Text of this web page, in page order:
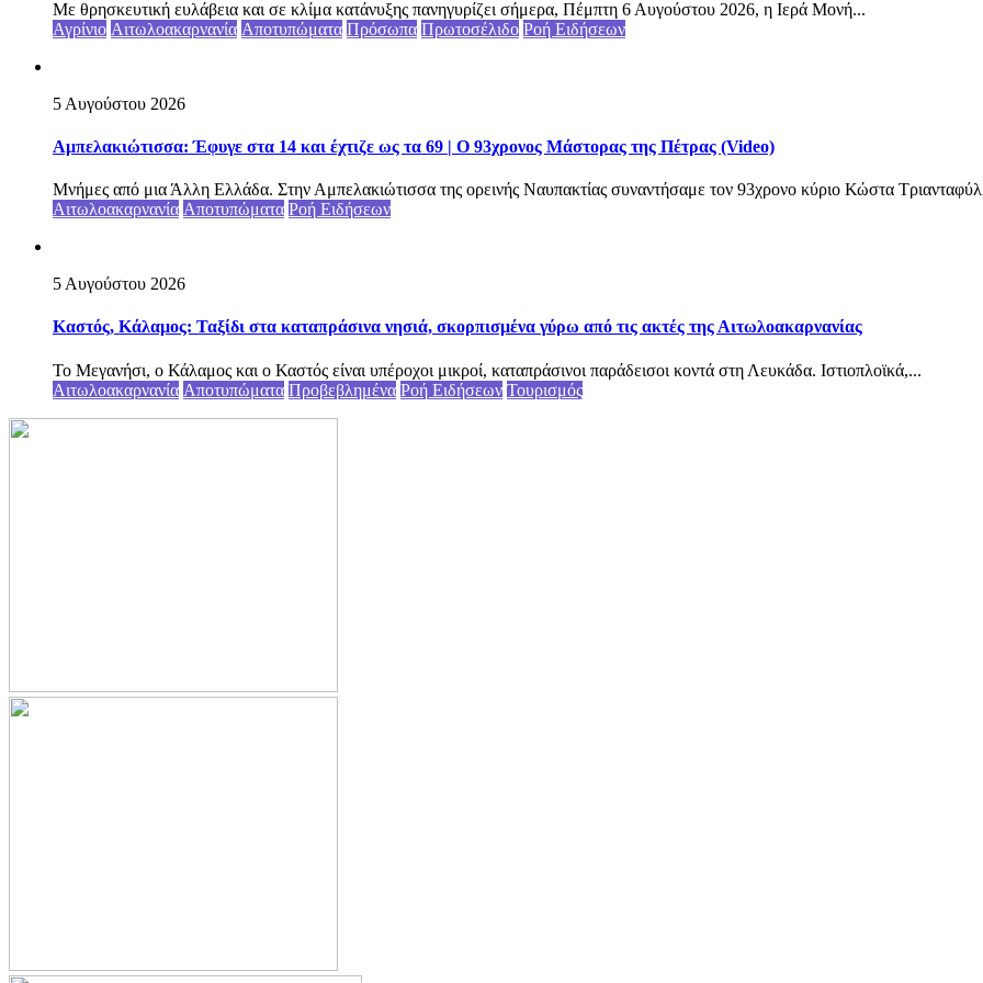
Με θρησκευτική ευλάβεια και σε κλίμα κατάνυξης πανηγυρίζει σήμερα, Πέμπτη 6 Αυγούστου 2026, η Ιερά Μονή...
Αγρίνιο Αιτωλοακαρνανία Αποτυπώματα Πρόσωπα Πρωτοσέλιδο Ροή Ειδήσεων
5 Αυγούστου 2026
Αμπελακιώτισσα: Έφυγε στα 14 και έχτιζε ως τα 69 | Ο 93χρονος Μάστορας της Πέτρας (Video)
Μνήμες από μια Άλλη Ελλάδα. Στην Αμπελακιώτισσα της ορεινής Ναυπακτίας συναντήσαμε τον 93χρονο κύριο Κώστα
Αιτωλοακαρνανία Αποτυπώματα Ροή Ειδήσεων
5 Αυγούστου 2026
Καστός, Κάλαμος: Ταξίδι στα καταπράσινα νησιά, σκορπισμένα γύρω από τις ακτές της Αιτωλοακαρνανίας
Το Μεγανήσι, ο Κάλαμος και ο Καστός είναι υπέροχοι μικροί, καταπράσινοι παράδεισοι κοντά στη Λευκάδα. Ιστιοπλοϊκά,...
Αιτωλοακαρνανία Αποτυπώματα Προβεβλημένα Ροή Ειδήσεων Τουρισμός